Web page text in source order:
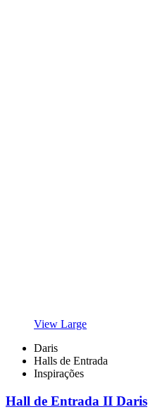
View Large
Daris
Halls de Entrada
Inspirações
Hall de Entrada II Daris